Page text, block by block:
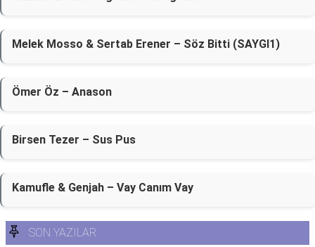
Melek Mosso & Sertab Erener – Söz Bitti (SAYGI1)
Ömer Öz – Anason
Birsen Tezer – Sus Pus
Kamufle & Genjah – Vay Canım Vay
SON YAZILAR